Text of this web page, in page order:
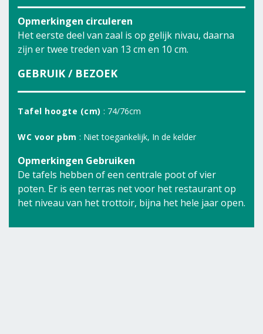
Opmerkingen circuleren
Het eerste deel van zaal is op gelijk nivau, daarna
zijn er twee treden van 13 cm en 10 cm.
GEBRUIK / BEZOEK
Tafel hoogte (cm) : 74/76cm
WC voor pbm : Niet toegankelijk, In de kelder
Opmerkingen Gebruiken
De tafels hebben of een centrale poot of vier
poten. Er is een terras net voor het restaurant op
het niveau van het trottoir, bijna het hele jaar open.